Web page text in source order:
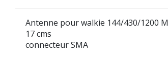
Antenne pour walkie 144/430/1200
17 cms
connecteur SMA